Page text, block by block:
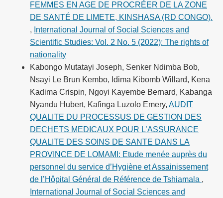
FEMMES EN AGE DE PROCRÉER DE LA ZONE
DE SANTÉ DE LIMETE, KINSHASA (RD CONGO).
, International Journal of Social Sciences and
Scientific Studies: Vol. 2 No. 5 (2022): The rights of
nationality
Kabongo Mutatayi Joseph, Senker Ndimba Bob,
Nsayi Le Brun Kembo, Idima Kibomb Willard, Kena
Kadima Crispin, Ngoyi Kayembe Bernard, Kabanga
Nyandu Hubert, Kafinga Luzolo Emery, AUDIT
QUALITE DU PROCESSUS DE GESTION DES
DECHETS MEDICAUX POUR L’ASSURANCE
QUALITE DES SOINS DE SANTE DANS LA
PROVINCE DE LOMAMI: Etude menée auprès du
personnel du service d’Hygiène et Assainissement
de l’Hôpital Général de Référence de Tshiamala ,
International Journal of Social Sciences and